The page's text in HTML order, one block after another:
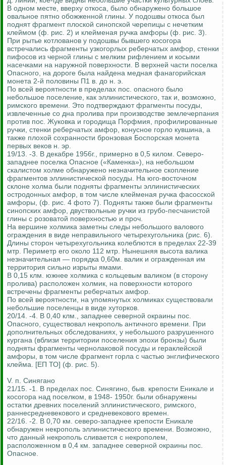
В одном месте, вверху откоса, было обнаружено большое
овальное пятно обожженной глины. У подошвы откоса был
поднят фрагмент плоской синопской черепицы с нечетким
клеймом (ф. рис. 2) и клейменая ручка амфоры (ф. рис. 3).
При рытье котлованов у подошвы бывшего косогора
встречались фрагменты узкогорлых реберчатых амфор, стенки
пифосов из черной глины с мелким рифлением и косыми
насечками на наружной поверхности. В верхней части поселка
Опасного, на дороге была найдена медная фанагорийская
монета 2-й половины П1 в. до н. э.
По всей вероятности в пределах пос. опасного было
небольшое поселение, как эллинистического, так и, возможно,
римского времени. Это подтверждают фрагменты посуды,
извлеченные со дна пролива при производстве землечерпания
против пос. Жуковка и городища Порфмия, профилированные
ручки, стенки реберчатых амфор, конусное горло кувшина, а
также плохой сохранности бронзовая Боспорская монета
первых веков н. эр.
19/13. -3. В декабре 1956г., примерно в 0,5 килом. Северо-
западнее поселка Опасное («Каменка»), на небольшом
скалистом холме обнаружено незначительное скопление
фрагментов эллинистической посуды. На юго-восточном
склоне холма были подняты фрагменты эллинистических
остродонных амфор, в том числе клейменая ручка фасосской
амфоры, (ф. рис. 4 фото 7). Подняты также были фрагменты
синопских амфор, двуствольные ручки из грубо-песчанистой
глины с розоватой поверхностью и проч.
На вершине холмика заметны следы небольшого валового
ограждения в виде неправильного четырехугольника (рис. 6).
Длины сторон четырехугольника колеблются в пределах 22-39
мтр. Периметр его около 112 мтр. Нынешняя высота валика
незначительная — порядка 0,60м. валик и огражденная им
территория сильно изрыты ямами.
В 0,15 клм. южнее холмика с кольцевым валиком (в сторону
пролива) расположен холмик, на поверхности которого
встречены фрагменты реберчатых амфор.
По всей вероятности, на упомянутых холмиках существовали
небольшие поселенцы в виде хуторков.
20/14. -4. В 0,40 клм., западнее северной окраины пос.
Опасного, существовал некрополь античного времени. При
дополнительных обследованиях, у небольшого разрушенного
кургана (вблизи территории поселения эпохи бронзы) были
подняты фрагменты чернолаковой посуды и гераклейской
амфоры, в том числе фрагмент горла с частью энглифического
клейма. [ЕП ТО] (ф. рис. 5).
V. п. Синягано
21/15. -1. В пределах пос. Синягино, быв. крепости Еникале и
косогора над поселком, в 1948- 1950г. были обнаружены
остатки древних поселений эллинистического, римского,
раннесредневекового и средневекового времен.
22/16. -2. В 0,70 км. северо-западнее крепости Еникале
обнаружен некрополь эллинистического времени. Возможно,
что данный некрополь сливается с некрополем,
расположенном в 0,4 км. западнее северной окраины пос.
Опасное.